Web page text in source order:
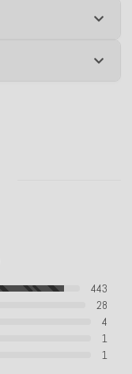
443
28
4
1
1